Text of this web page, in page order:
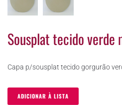
Sousplat tecido verde
Capa p/sousplat tecido gorgurão
ADICIONAR À LISTA